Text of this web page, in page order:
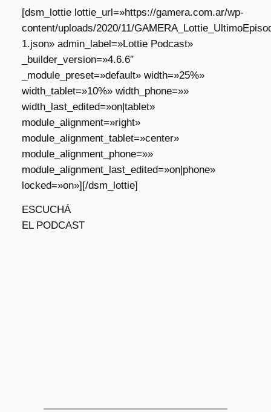
[dsm_lottie lottie_url=»https://gamera.com.ar/wp-
content/uploads/2020/11/
1.json» admin_label=»Lottie Podcast»
_builder_version=»4.6.6″
_module_preset=»default» width=»25%»
width_tablet=»10%» width_phone=»»
width_last_edited=»on|tablet»
module_alignment=»right»
module_alignment_tablet=»center»
module_alignment_phone=»»
module_alignment_last_edited=»on|phone»
locked=»on»][/dsm_lottie]
ESCUCHÁ
EL PODCAST